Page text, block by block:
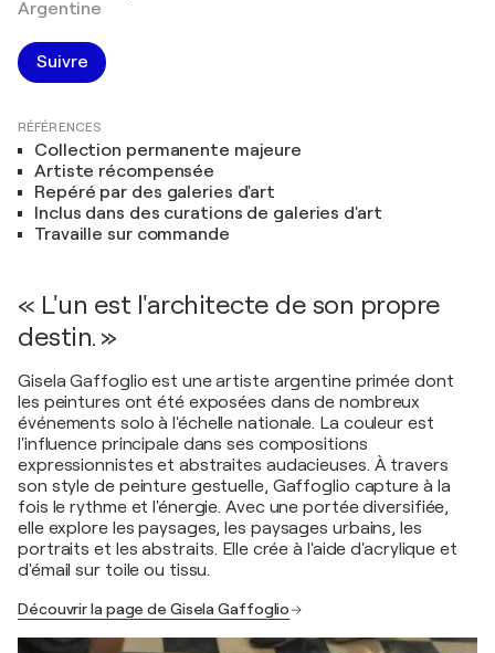
Argentine
Suivre
RÉFÉRENCES
Collection permanente majeure
Artiste récompensée
Repéré par des galeries d'art
Inclus dans des curations de galeries d'art
Travaille sur commande
« L'un est l'architecte de son propre
destin. »
Gisela Gaffoglio est une artiste argentine primée dont
les peintures ont été exposées dans de nombreux
événements solo à l'échelle nationale. La couleur est
l'influence principale dans ses compositions
expressionnistes et abstraites audacieuses. À travers
son style de peinture gestuelle, Gaffoglio capture à la
fois le rythme et l'énergie. Avec une portée diversifiée,
elle explore les paysages, les paysages urbains, les
portraits et les abstraits. Elle crée à l'aide d'acrylique et
d'émail sur toile ou tissu.
Découvrir la page de Gisela Gaffoglio